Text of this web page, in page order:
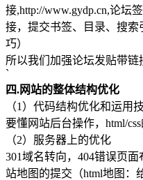
接,http://www.gydp.cn,论坛
接，提交书签、目录、搜索
巧）
所以我们加强论坛发贴带
`
四.网站的整体结构优化
（1）代码结构优化和运用
要懂网站后台操作，html/
（2）服务器上的优化
301域名转向，404错误页面
站地图的提交（html地图：